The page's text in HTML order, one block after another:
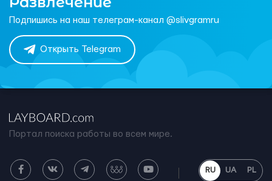
Подпишись на наш телеграм-канал @slivgramru
Открыть Telegram
Портал поиска работы во всем мире.
RU UA PL